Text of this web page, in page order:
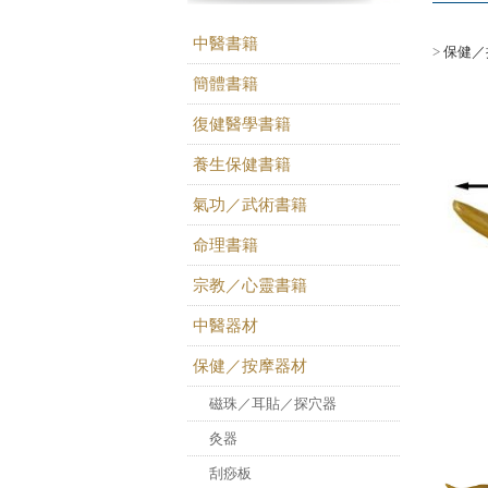
中醫書籍
簡體書籍
復健醫學書籍
養生保健書籍
氣功／武術書籍
命理書籍
宗教／心靈書籍
中醫器材
保健／按摩器材
磁珠／耳貼／探穴器
灸器
刮痧板
> 保健